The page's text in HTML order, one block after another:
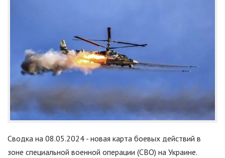
Сводка на 08.05.2024 - новая карта боевых действий в
зоне специальной военной операции (СВО) на Украине.